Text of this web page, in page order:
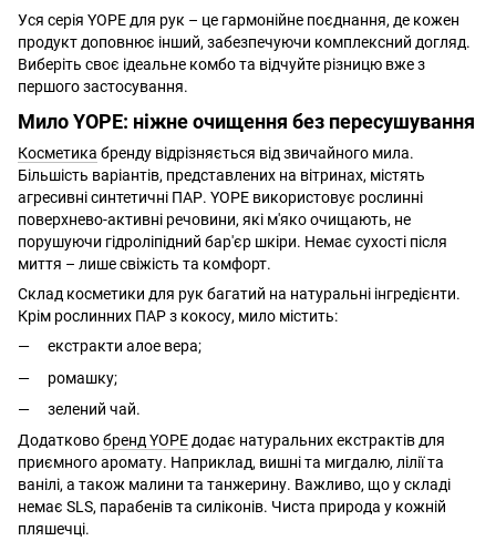
Уся серія YOPE для рук – це гармонійне поєднання, де кожен
продукт доповнює інший, забезпечуючи комплексний догляд.
Виберіть своє ідеальне комбо та відчуйте різницю вже з
першого застосування.
Мило YOPE: ніжне очищення без пересушування
Косметика бренду відрізняється від звичайного мила.
Більшість варіантів, представлених на вітринах, містять
агресивні синтетичні ПАР. YOPE використовує рослинні
поверхнево-активні речовини, які м'яко очищають, не
порушуючи гідроліпідний бар'єр шкіри. Немає сухості після
миття – лише свіжість та комфорт.
Склад косметики для рук багатий на натуральні інгредієнти.
Крім рослинних ПАР з кокосу, мило містить:
екстракти алое вера;
ромашку;
зелений чай.
Додатковобренд YOPEдодає натуральних екстрактів для
приємного аромату. Наприклад, вишні та мигдалю, лілії та
ванілі, а також малини та танжерину. Важливо, що у складі
немає SLS, парабенів та силіконів. Чиста природа у кожній
пляшечці.